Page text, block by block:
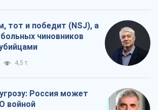
тот и победит (NSJ), а
чиновников
4,5 т.
Россия может
войной